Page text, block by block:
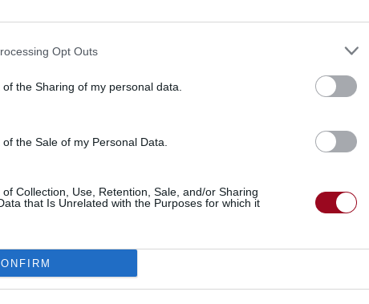
Opt Outs
the Sharing of my personal data.
the Sale of my Personal Data.
Collection, Use, Retention, Sale, and/or Sharing
that Is Unrelated with the Purposes for which it